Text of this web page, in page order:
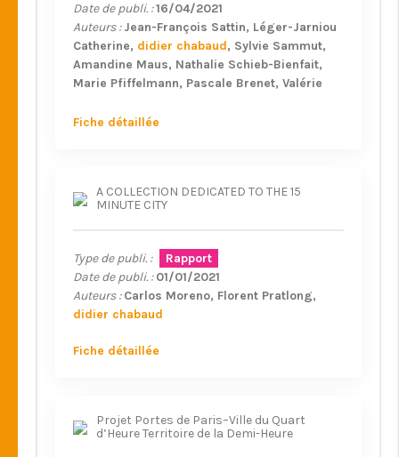
Date de publi. :16/04/2021
Auteurs : Jean-François Sattin Léger-Jarniou
Catherine didier chabaud Sylvie Sammut
Amandine Maus Nathalie Schieb-Bienfait
Marie Pfiffelmann Pascale Brenet Valérie
Hedi Yezza Florent Pratlong
Krieger
Fiche détaillée
A COLLECTION DEDICATED TO THE 15
MINUTE CITY
Type de publi. :
Rapport
Date de publi. : 01/01/2021
Auteurs : Carlos Moreno Florent Pratlong
didier chabaud
Fiche détaillée
Projet Portes de Paris–Ville du Quart
d’Heure Territoire de la Demi-Heure